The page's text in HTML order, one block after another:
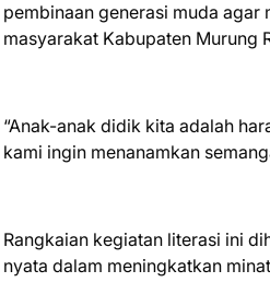
pembinaan generasi muda agar
masyarakat Kabupaten Murung
“Anak-anak didik kita adalah
kami ingin menanamkan
Rangkaian kegiatan literasi ini
nyata dalam meningkatkan